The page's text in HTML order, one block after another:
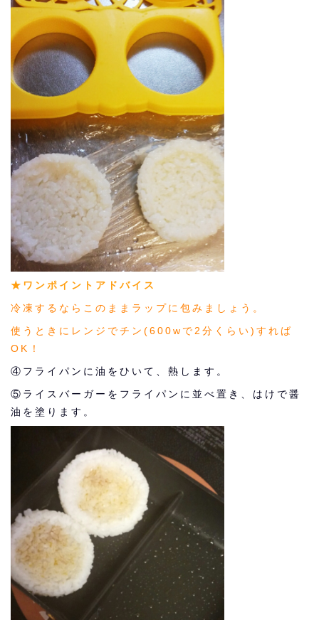
★ワンポイントアドバイス
冷凍するならこのままラップに包みましょう。
使うときにレンジでチン(600wで2分くらい)すれば
OK！
④フライパンに油をひいて、熱します。
⑤ライスバーガーをフライパンに並べ置き、はけで醤
油を塗ります。